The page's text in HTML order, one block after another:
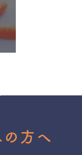
の方へ